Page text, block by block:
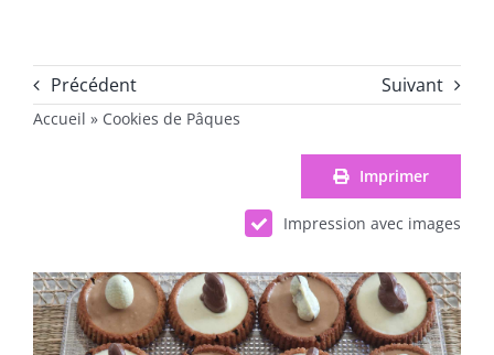
Précédent Suivant
Accueil » Cookies de Pâques
Imprimer
Impression avec images